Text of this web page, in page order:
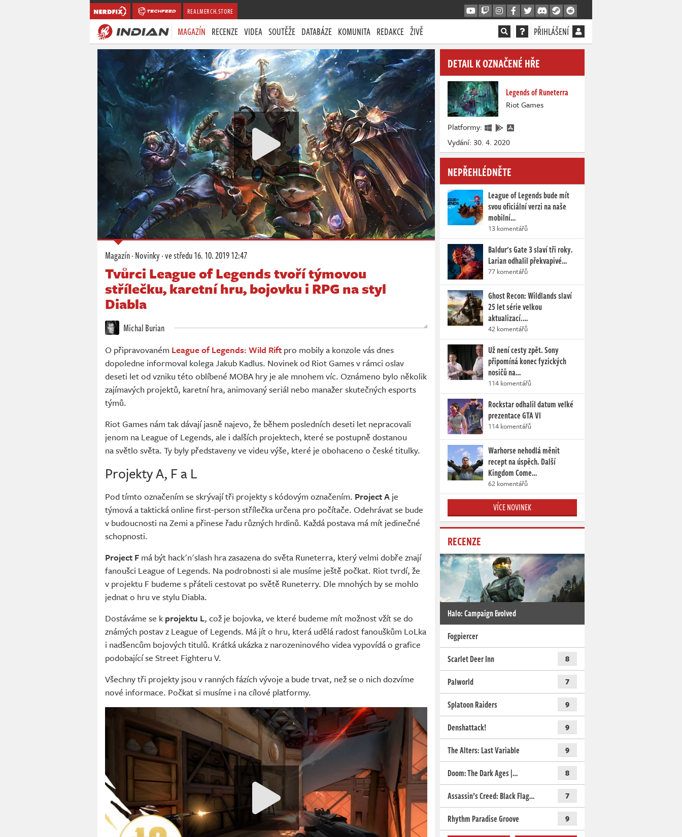
REALMERCH.STORE
MAGAZÍN RECENZE VIDEA SOUTĚŽE DATABÁZE KOMUNITA REDAKCE ŽIVĚ PŘIHLÁŠENÍ
Magazín·Novinky·ve středu16. 10. 2019 12:47
Tvůrci League of Legends tvoří týmovou
střílečku, karetní hru, bojovku i RPG na styl
Diabla
Michal Burian
O připravovaném League of Legends: Wild Rift pro mobily a konzole vás dnes
dopoledne informoval kolega Jakub Kadlus. Novinek od Riot Games v rámci oslav
deseti let od vzniku této oblíbené MOBA hry je ale mnohem víc. Oznámeno bylo několik
zajímavých projektů, karetní hra, animovaný seriál nebo manažer skutečných esports
týmů.
Riot Games nám tak dávají jasně najevo, že během posledních deseti let nepracovali
jenom na League of Legends, ale i dalších projektech, které se postupně dostanou
na světlo světa. Ty byly představeny ve videu výše, které je obohaceno o české titulky.
Projekty A, F a L
Pod tímto označením se skrývají tři projekty s kódovým označením. Project A je
týmová a taktická online first-person střílečka určena pro počítače. Odehrávat se bude
v budoucnosti na Zemi a přinese řadu různých hrdinů. Každá postava má mít jedinečné
schopnosti.
Project F má být hack'n'slash hra zasazena do světa Runeterra, který velmi dobře znají
fanoušci League of Legends. Na podrobnosti si ale musíme ještě počkat. Riot tvrdí, že
v projektu F budeme s přáteli cestovat po světě Runeterry. Dle mnohých by se mohlo
jednat o hru ve stylu Diabla.
Dostáváme se k projektu L, což je bojovka, ve které budeme mít možnost vžít se do
známých postav z League of Legends. Má jít o hru, která udělá radost fanouškům LoLka
i nadšencům bojových titulů. Krátká ukázka z narozeninového videa vypovídá o grafice
podobající se Street Fighteru V.
Všechny tři projekty jsou v ranných fázích vývoje a bude trvat, než se o nich dozvíme
nové informace. Počkat si musíme i na cílové platformy.
DETAIL K OZNAČENÉ HŘE
Legends of Runeterra
Riot Games
Platformy:
Vydání: 30. 4. 2020
NEPŘEHLÉDNĚTE
League of Legends bude mít
svou oficiální verzi na naše
mobilní…
13 komentářů
Baldur's Gate 3 slaví tři roky.
Larian odhalil překvapivé…
77 komentářů
Ghost Recon: Wildlands slaví
25 let série velkou
aktualizací.…
42 komentářů
Už není cesty zpět. Sony
připomíná konec fyzických
nosičů na…
114 komentářů
Rockstar odhalil datum velké
prezentace GTA VI
114 komentářů
Warhorse nehodlá měnit
recept na úspěch. Další
Kingdom Come…
62 komentářů
VÍCE NOVINEK
RECENZE
Halo: Campaign Evolved
Fogpiercer
Scarlet Deer Inn
8
Palworld 7
Splatoon Raiders 9
Denshattack! 9
The Alters: Last Variable 9
Doom: The Dark Ages |… 8
Assassin’s Creed: Black Flag… 7
Rhythm Paradise Groove 9